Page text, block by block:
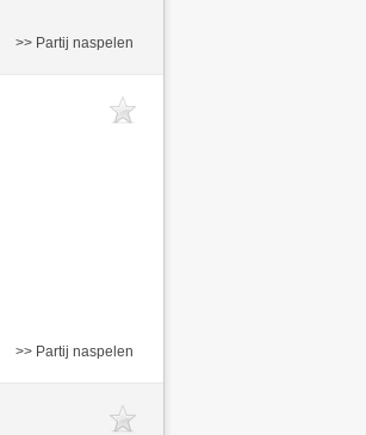
>> Partij naspelen
>> Partij naspelen